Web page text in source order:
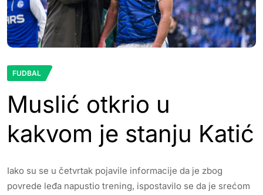
FUDBAL
Muslić otkrio u
kakvom je stanju Katić
Iako su se u četvrtak pojavile informacije da je zbog
povrede leđa napustio trening, ispostavilo se da je srećom